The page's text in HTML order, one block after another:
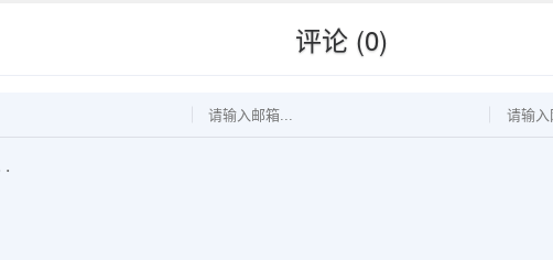
评论 (0)